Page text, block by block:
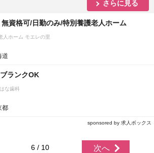
さらに見る
無資格可/日勤のみ/特別養護老人ホーム
人ホーム モエレの里
道
ランクOK
な歯科
都
sponsored by 求人ボックス
6 / 10 次へ